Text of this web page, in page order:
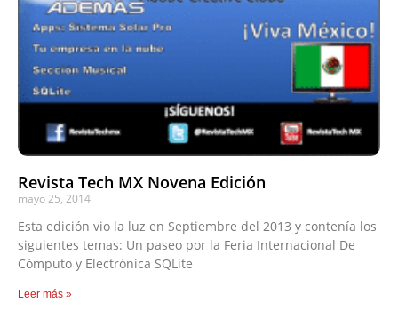
Revista Tech MX Novena Edición
mayo 25, 2014
Esta edición vio la luz en Septiembre del 2013 y contenía los
siguientes temas: Un paseo por la Feria Internacional De
Cómputo y Electrónica SQLite
Leer más »